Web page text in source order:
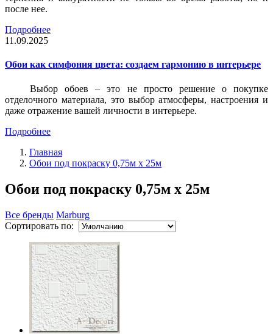
после нее.
Подробнее
11.09.2025
Обои как симфония цвета: создаем гармонию в интерьере
Выбор обоев – это не просто решение о покупке
отделочного материала, это выбор атмосферы, настроения и
даже отражение вашей личности в интерьере.
Подробнее
Главная
Обои под покраску 0,75м x 25м
Обои под покраску 0,75м x 25м
Все бренды Marburg
Сортировать по: